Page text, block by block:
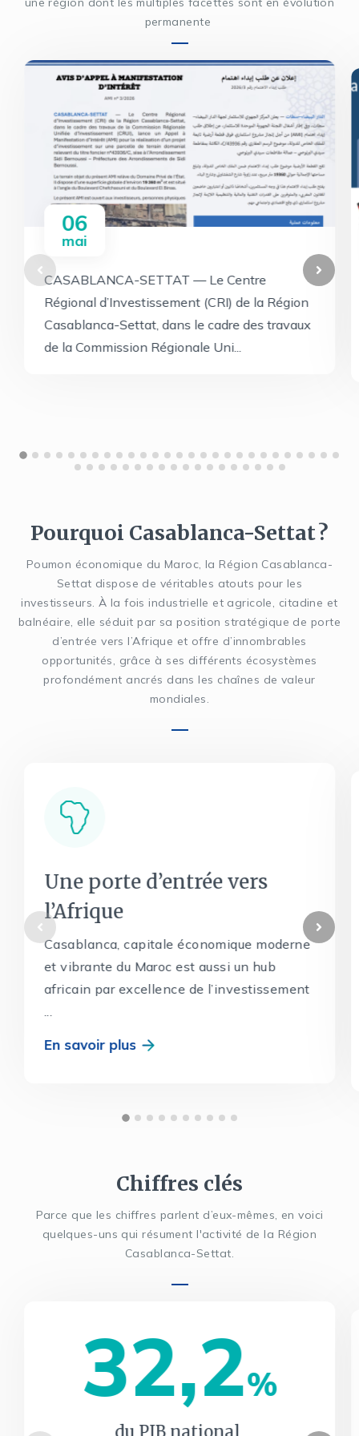
permanente
06
mai
CASABLANCA-SETTAT — Le Centre
Régional d’Investissement (CRI) de la Région
Casablanca-Settat, dans le cadre des travaux
de la Commission Régionale Uni...
Pourquoi Casablanca-Settat ?
Poumon économique du Maroc, la Région Casablanca-
Settat dispose de véritables atouts pour les
investisseurs. À la fois industrielle et agricole, citadine et
balnéaire, elle séduit par sa position stratégique de porte
d’entrée vers l’Afrique et offre d’innombrables
opportunités, grâce à ses différents écosystèmes
profondément ancrés dans les chaînes de valeur
mondiales.
Une porte d’entrée vers
l’Afrique
Casablanca, capitale économique moderne
et vibrante du Maroc est aussi un hub
africain par excellence de l’investissement
...
En savoir plus
Chiffres clés
Parce que les chiffres parlent d’eux-mêmes, en voici
quelques-uns qui résument l'activité de la Région
Casablanca-Settat.
32,2%
du PIB national